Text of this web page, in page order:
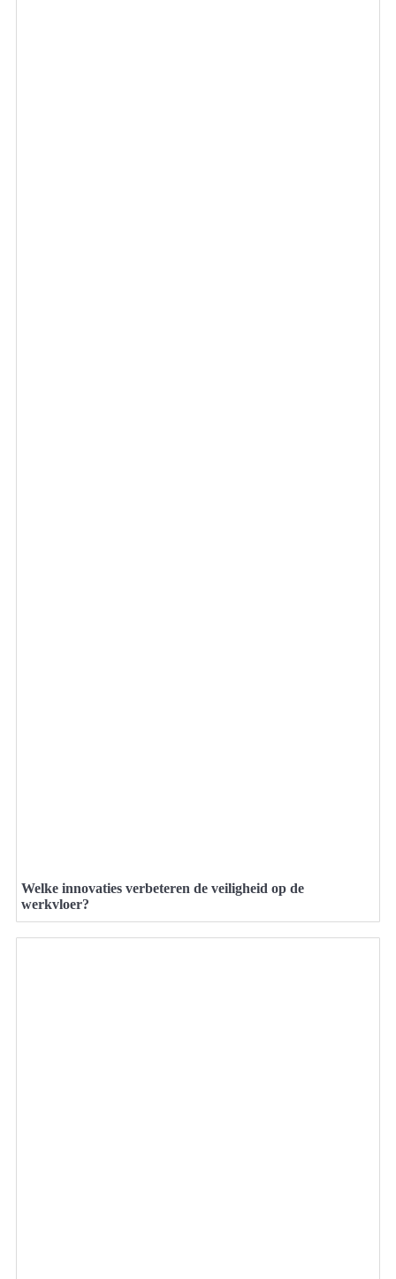
Welke innovaties verbeteren de veiligheid op de
werkvloer?